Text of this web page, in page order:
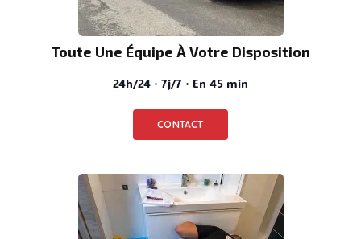
Toute Une Équipe À Votre Disposition
24h/24 · 7j/7 · En 45 min
CONTACT